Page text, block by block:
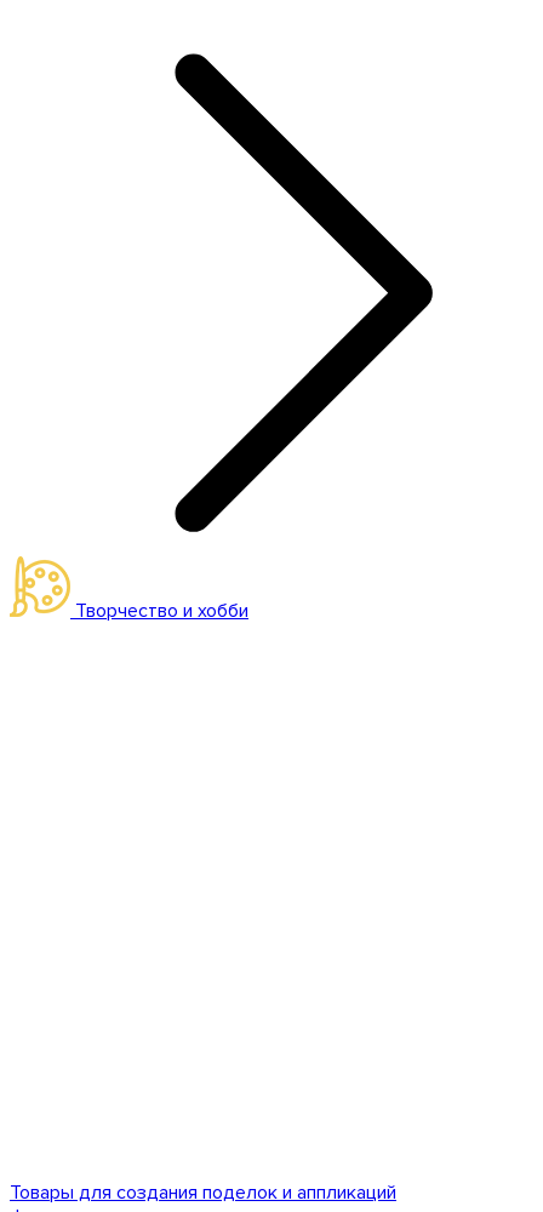
Творчество и хобби
Товары для создания поделок и аппликаций